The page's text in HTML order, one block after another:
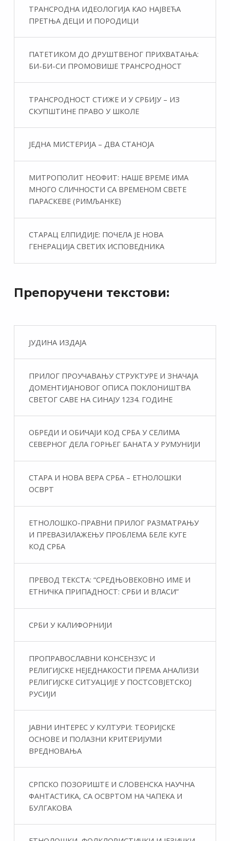
ТРАНСРОДНА ИДЕОЛОГИЈА КАО НАЈВЕЋА
ПРЕТЊА ДЕЦИ И ПОРОДИЦИ
ПАТЕТИКОМ ДО ДРУШТВЕНОГ ПРИХВАТАЊА:
БИ-БИ-СИ ПРОМОВИШЕ ТРАНСРОДНОСТ
ТРАНСРОДНОСТ СТИЖЕ И У СРБИЈУ – ИЗ
СКУПШТИНЕ ПРАВО У ШКОЛЕ
ЈЕДНА МИСТЕРИЈА – ДВА СТАНОЈА
МИТРОПОЛИТ НЕОФИТ: НАШЕ ВРЕМЕ ИМА
МНОГО СЛИЧНОСТИ СА ВРЕМЕНОМ СВЕТЕ
ПАРАСКЕВЕ (РИМЉАНКЕ)
СТАРАЦ ЕЛПИДИЈЕ: ПОЧЕЛА ЈЕ НОВА
ГЕНЕРАЦИЈА СВЕТИХ ИСПОВЕДНИКА
Препоручени текстови:
ЈУДИНА ИЗДАЈА
ПРИЛОГ ПРОУЧАВАЊУ СТРУКТУРЕ И ЗНАЧАЈА
ДОМЕНТИЈАНОВОГ ОПИСА ПОКЛОНИШТВА
СВЕТОГ САВЕ НА СИНАЈУ 1234. ГОДИНЕ
ОБРЕДИ И ОБИЧАЈИ КОД СРБА У СЕЛИМА
СЕВЕРНОГ ДЕЛА ГОРЊЕГ БАНАТА У РУМУНИЈИ
СТАРА И НОВА ВЕРА СРБА – ЕТНОЛОШКИ
ОСВРТ
ЕТНОЛОШКО-ПРАВНИ ПРИЛОГ РАЗМАТРАЊУ
И ПРЕВАЗИЛАЖЕЊУ ПРОБЛЕМА БЕЛЕ КУГЕ
КОД СРБА
ПРЕВОД ТЕКСТА: “СРЕДЊОВЕКОВНО ИМЕ И
ЕТНИЧКА ПРИПАДНОСТ: СРБИ И ВЛАСИ”
СРБИ У КАЛИФОРНИЈИ
ПРОПРАВОСЛАВНИ КОНСЕНЗУС И
РЕЛИГИЈСКЕ НЕЈЕДНАКОСТИ ПРЕМА АНАЛИЗИ
РЕЛИГИЈСКЕ СИТУАЦИЈЕ У ПОСТСОВЈЕТСКОЈ
РУСИЈИ
ЈАВНИ ИНТЕРЕС У КУЛТУРИ: ТЕОРИЈСКЕ
ОСНОВЕ И ПОЛАЗНИ КРИТЕРИЈУМИ
ВРЕДНОВАЊА
СРПСКО ПОЗОРИШТЕ И СЛОВЕНСКА НАУЧНА
ФАНТАСТИКA, СА ОСВРТОМ НА ЧАПЕКА И
БУЛГАКОВА